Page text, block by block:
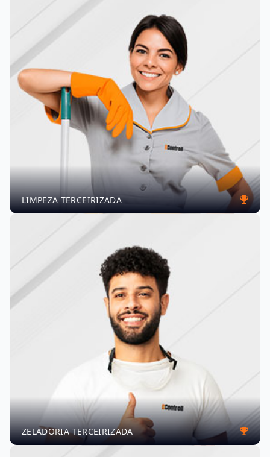
LIMPEZA TERCEIRIZADA
ZELADORIA TERCEIRIZADA